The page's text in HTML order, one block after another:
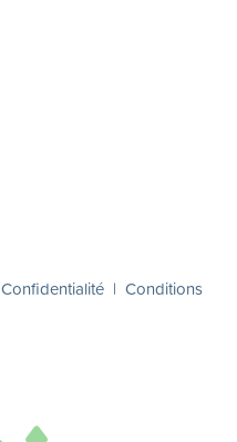
Confidentialité | Conditions